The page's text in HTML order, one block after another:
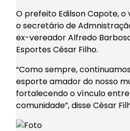
O prefeito Edilson Capote, o
o secretário de
ex-vereador Alfredo
Esportes César Filho.
“Como sempre,
esporte amador do nosso
fortalecendo o vínculo
comunidade”, disse César